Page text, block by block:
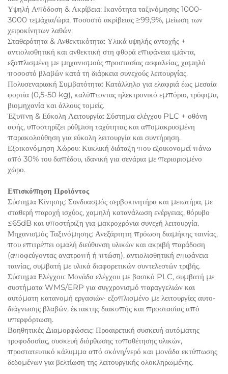
Υψηλή Απόδοση & Ακρίβεια: Ικανότητα ταξινόμησης 1000-
3000 τεμάχια/ώρα, ποσοστό ακρίβειας ≥99,9%, μείωση των
χειροκίνητων λαθών.
Σταθερότητα & Ανθεκτικότητα: Υλικά υψηλής αντοχής +
αντιολισθητική και ανθεκτική στη φθορά επιφάνεια ιμάντα,
εξοπλισμένη με μηχανισμούς προστασίας ασφαλείας, χαμηλό
ποσοστό βλαβών κατά τη διάρκεια συνεχούς λειτουργίας.
Πολυσεναριακή Συμβατότητα: Κατάλληλο για ελαφριά έως μεσαία
φορτία (0,5-50 kg), καλύπτοντας ηλεκτρονικό εμπόριο, τρόφιμα,
βιομηχανία και άλλους τομείς.
Έξυπνη & Εύκολη Λειτουργία: Σύστημα ελέγχου PLC + οθόνη
αφής, υποστηρίζει ρύθμιση ταχύτητας και απομακρυσμένη
παρακολούθηση για εύκολη λειτουργία και συντήρηση.
Εξοικονόμηση Χώρου: Κυκλική διάταξη που εξοικονομεί πάνω
από 30% του δαπέδου, ιδανική για σενάρια με περιορισμένο
χώρο.
Επισκόπηση Προϊόντος
Σύστημα Κίνησης: Συνδυασμός σερβοκινητήρα και μειωτήρα, με
σταθερή παροχή ισχύος, χαμηλή κατανάλωση ενέργειας, θόρυβο
≤65dB και υποστήριξη για μακροχρόνια συνεχή λειτουργία.
Μηχανισμός Ταξινόμησης: Ανεξάρτητη πρόωση διαμήκης ταινίας,
που επιτρέπει ομαλή διεύθυνση υλικών και ακριβή παράδοση
(αποφεύγοντας ανατροπή ή πτώση), αντιολισθητική επιφάνεια
ταινίας, συμβατή με υλικά διαφορετικών συντελεστών τριβής.
Σύστημα Ελέγχου: Μονάδα ελέγχου με βασικό PLC, συμβατή με
συστήματα WMS/ERP για συγχρονισμό παραγγελιών και
αυτόματη κατανομή εργασιών· εξοπλισμένο με λειτουργίες αυτο-
διάγνωσης βλαβών, έκτακτης διακοπής και προστασίας από
υπερφόρτωση.
Βοηθητικές Διαμορφώσεις: Προαιρετική συσκευή αυτόματης
τροφοδοσίας, συσκευή διόρθωσης τοποθέτησης υλικών,
προστατευτικό κάλυμμα από σκόνη/νερό και μονάδα εκτύπωσης
δεδομένων για βελτίωση της λειτουργικής ολοκληρωμένης.